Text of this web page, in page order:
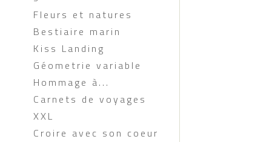
Fleurs et natures
Bestiaire marin
Kiss Landing
Géometrie variable
Hommage à...
Carnets de voyages
XXL
Croire avec son coeur